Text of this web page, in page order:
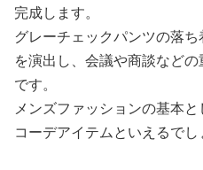
完成します。
グレーチェックパンツの落
を演出し、会議や商談など
です。
メンズファッションの基本
コーデアイテムといえるでし